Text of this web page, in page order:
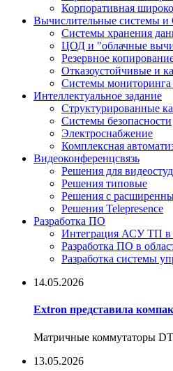
Корпоративная
Вычислительные системы
Системы хранения
ЦОД и "облачные
Резервное
Отказоустойчивые и
Системы мониторинга
Интеллектуальное задание
Структурированные
Системы безопасности
Электроснабжение
Комплексная
Видеоконференцсвязь
Решения для
Решения типовые
Решения с
Решения Telepresence
Разработка ПО
Интеграция АСУ ТП в
Разработка ПО в
Разработка системы
14.05.2026
Extron представила
Матричные коммутаторы
13.05.2026